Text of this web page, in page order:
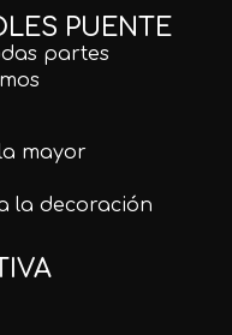
PUENTE
partes
mayor
la decoración